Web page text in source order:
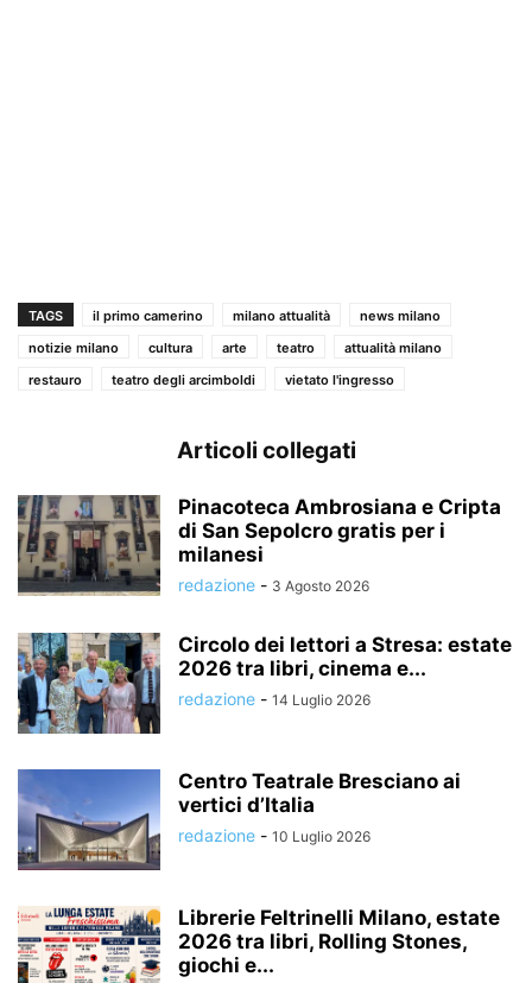
TAGS il primo camerino milano attualità
news milano
notizie milano
cultura arte teatro
attualità milano
restauro
teatro degli arcimboldi vietato l'ingresso
Articoli collegati
Pinacoteca Ambrosiana e Cripta
di San Sepolcro gratis per i
milanesi
redazione - 3 Agosto 2026
Circolo dei lettori a Stresa: estate
2026 tra libri, cinema e...
redazione - 14 Luglio 2026
Centro Teatrale Bresciano ai
vertici d’Italia
redazione - 10 Luglio 2026
Librerie Feltrinelli Milano, estate
2026 tra libri, Rolling Stones,
giochi e...